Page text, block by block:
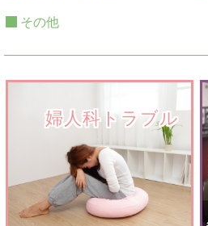
その他
婦人科トラブル